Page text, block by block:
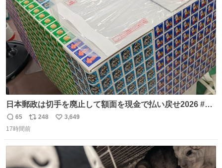
那に泣きついてた。
数
日本郵政は切手を廃止して額面を現金で払い戻せ2026 #日
本郵政 @JapanPostHD_PR
返
信
65
リ
ポ
ト
数
248
い
数
3,649
17時間前